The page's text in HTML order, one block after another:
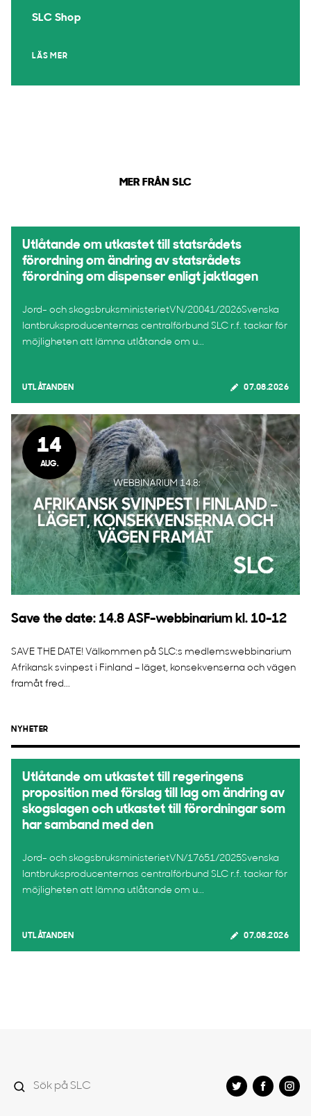
SLC Shop
LÄS MER
MER FRÅN SLC
Utlåtande om utkastet till statsrådets
förordning om ändring av statsrådets
förordning om dispenser enligt jaktlagen
Jord- och skogsbruksministerietVN/20041/2026Svenska
lantbruksproducenternas centralförbund SLC r.f. tackar för
möjligheten att lämna utlåtande om u...
UTLÅTANDEN 07.08.2026
14
AUG.
Save the date: 14.8 ASF-webbinarium kl. 10-12
SAVE THE DATE! Välkommen på SLC:s medlemswebbinarium
Afrikansk svinpest i Finland – läget, konsekvenserna och vägen
framåt fred...
NYHETER
Utlåtande om utkastet till regeringens
proposition med förslag till lag om ändring av
skogslagen och utkastet till förordningar som
har samband med den
Jord- och skogsbruksministerietVN/17651/2025Svenska
lantbruksproducenternas centralförbund SLC r.f. tackar för
möjligheten att lämna utlåtande om u...
UTLÅTANDEN 07.08.2026